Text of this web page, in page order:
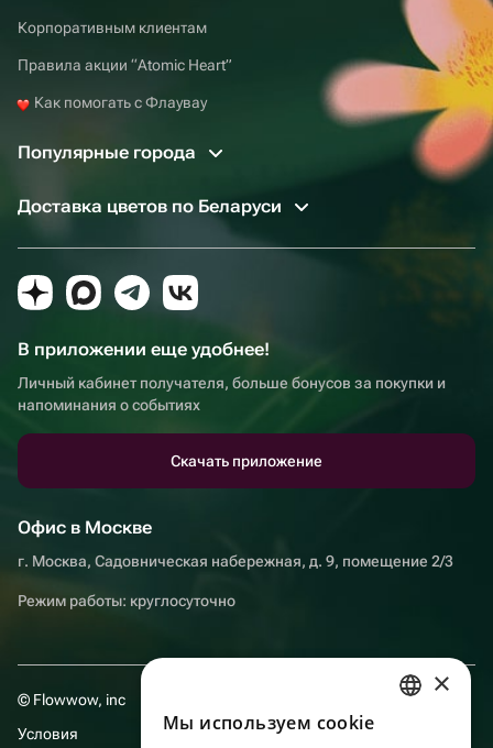
Корпоративным клиентам
Правила акции “Atomic Heart”
Как помогать с Флаувау
Популярные города
Доставка цветов по Беларуси
В приложении еще удобнее!
Личный кабинет получателя, больше бонусов за покупки и
напоминания о событиях
Скачать приложение
Офис в Москве
г. Москва, Садовническая набережная, д. 9, помещение 2/3
Режим работы: круглосуточно
© Flowwow, inc
Условия
×
Мы используем сookie